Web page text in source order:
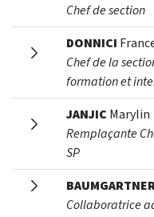
Chef de section
DONNICI
Chef de la
formation et
JANJICMarylin
Remplaçante
SP
Collaboratrice